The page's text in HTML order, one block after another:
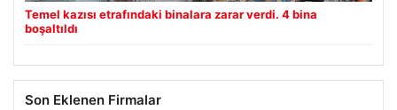
Temel kazısı etrafındaki binalara zarar verdi. 4 bina
boşaltıldı
Son Eklenen Firmalar